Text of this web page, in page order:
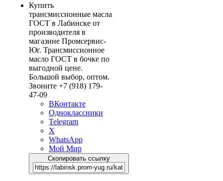
Купить
трансмиссионные масла
ГОСТ в Лабинске от
производителя в
магазине Промсервис-
Юг. Трансмиссионное
масло ГОСТ в бочке по
выгодной цене.
Большой выбор, оптом.
Звоните +7 (918) 179-
47-09
ВКонтакте
Одноклассники
Telegram
X
WhatsApp
Мой Мир
Скопировать ссылку